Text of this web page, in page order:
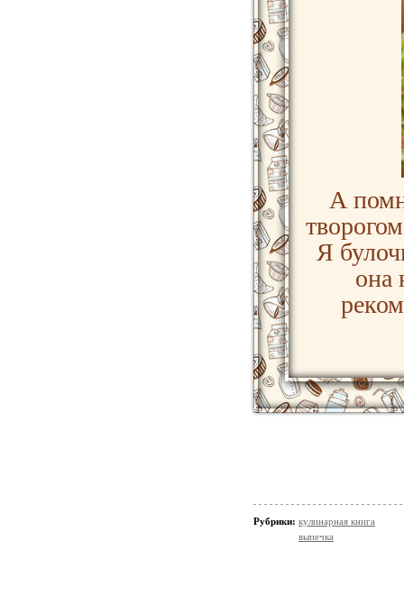
А
Я
она
Рубрики: кулинарная книга
выпечка